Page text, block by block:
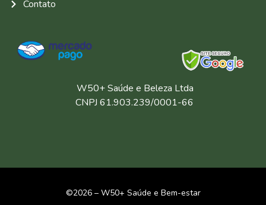
Contato
W50+ Saúde e Beleza Ltda
CNPJ 61.903.239/0001-66
©2026 – W50+ Saúde e Bem-estar